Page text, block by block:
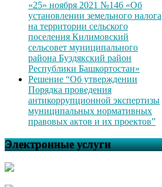
«25» ноября 2021 №146 «Об
установлении земельного налога
на территории сельского
поселения Килимовский
сельсовет муниципального
района Буздякский район
Республики Башкортостан»
Решение “Об утверждении
Порядка проведения
антикоррупционной экспертизы
муниципальных нормативных
правовых актов и их проектов”
Электронные услуги